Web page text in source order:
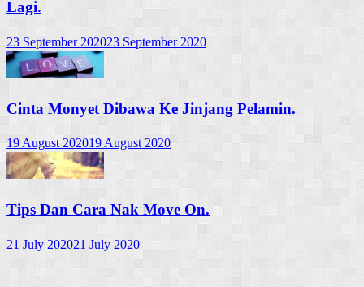
Lagi.
23 September 202023 September 2020
Cinta Monyet Dibawa Ke Jinjang Pelamin.
19 August 202019 August 2020
Tips Dan Cara Nak Move On.
21 July 202021 July 2020